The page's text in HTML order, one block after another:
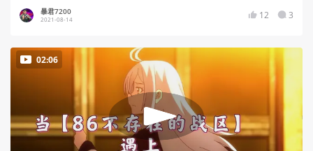
暴君7200
2021-08-14 12 3
02:06